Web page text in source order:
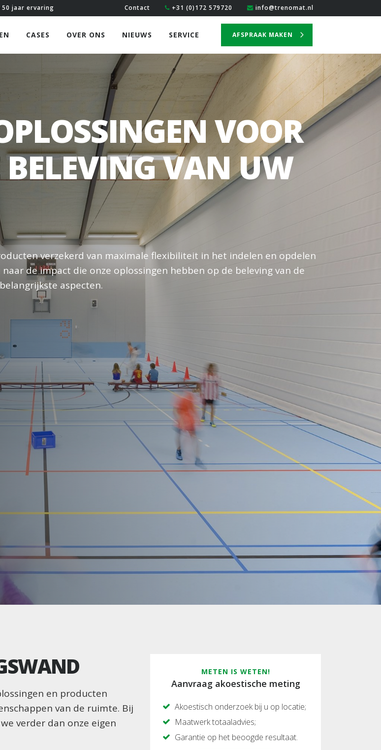
50 jaar ervaring Contact +31 (0)172 579720 info@trenomat.nl
AFSPRAAK MAKEN
CASES OVER ONS NIEUWS SERVICE
VOOR
VAN UW
verzekerd van maximale flexibiliteit in het indelen en opdelen
de impact die onze oplossingen hebben op de beleving van de
aspecten.
en producten
van de ruimte. Bij
verder dan onze eigen
METEN IS WETEN!
Aanvraag akoestische meting
Akoestisch onderzoek bij u op locatie;
Maatwerk totaaladvies;
Garantie op het beoogde resultaat.